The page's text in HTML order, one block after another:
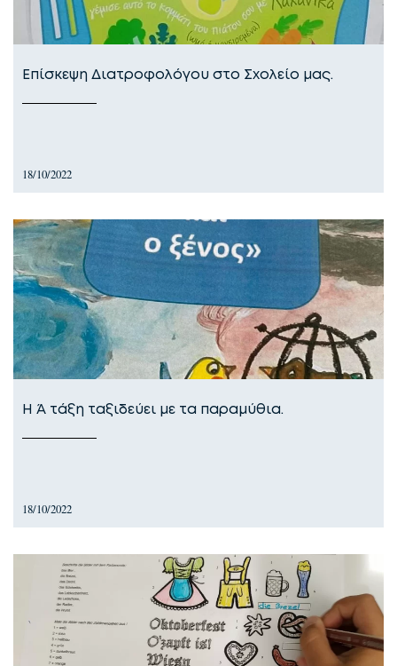
Επίσκεψη Διατροφολόγου στο Σχολείο μας.
18/10/2022
Η Ά τάξη ταξιδεύει με τα παραμύθια.
18/10/2022